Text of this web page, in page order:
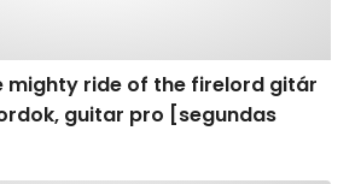
mighty ride of the firelord gitár
guitar pro [segundas